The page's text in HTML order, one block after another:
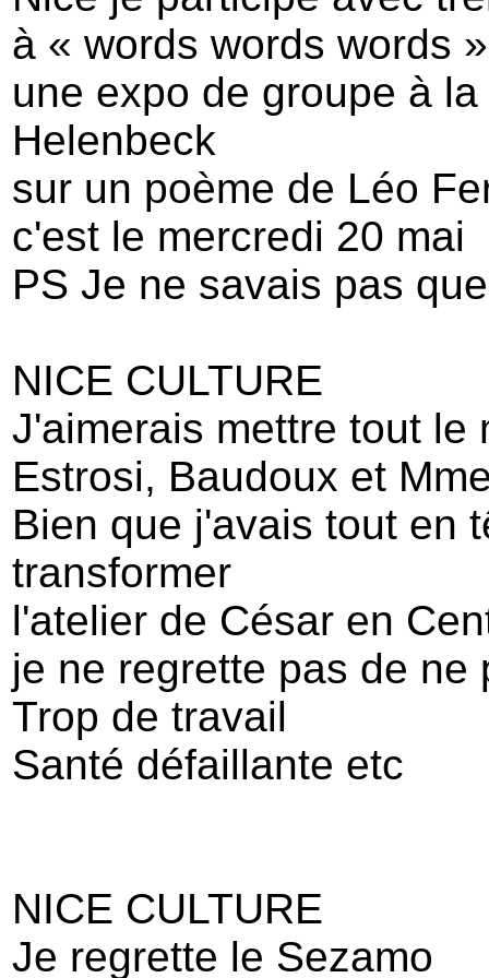
à « words words words »
une expo de groupe à
Helenbeck
sur un poème de Léo
c'est le mercredi 20 mai
PS Je ne savais pas
NICE CULTURE
J'aimerais mettre tout le
Estrosi, Baudoux et
Bien que j'avais tout en
transformer
l'atelier de César en
je ne regrette pas de
Trop de travail
Santé défaillante etc
NICE CULTURE
Je regrette le Sezamo